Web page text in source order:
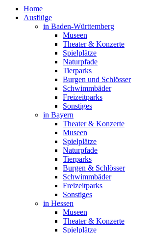
Home
Ausflüge
in Baden-Württemberg
Museen
Theater & Konzerte
Spielplätze
Naturpfade
Tierparks
Burgen und Schlösser
Schwimmbäder
Freizeitparks
Sonstiges
in Bayern
Theater & Konzerte
Museen
Spielplätze
Naturpfade
Tierparks
Burgen & Schlösser
Schwimmbäder
Freizeitparks
Sonstiges
in Hessen
Museen
Theater & Konzerte
Spielplätze